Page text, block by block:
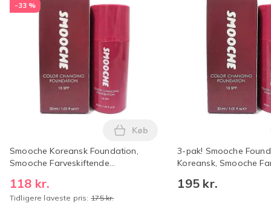
-33 %
Smooche Koreansk Foundation,
Smooche Farveskiftende
118 kr.
Tidligere laveste pris: 175 kr.
Læg Smooche Koreansk
Køb
3-pak! Smooche
Koreansk, Smooche
Langtidsholdbar,
195 kr.